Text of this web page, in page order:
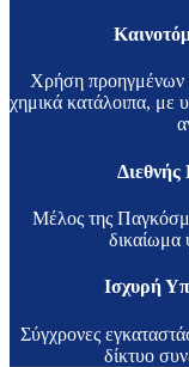
Χρήση προηγμένων
χημικά κατάλοιπα, με
Μέλος της
δικαίωμα
Ισχυρή
Σύγχρονες
δίκτυο